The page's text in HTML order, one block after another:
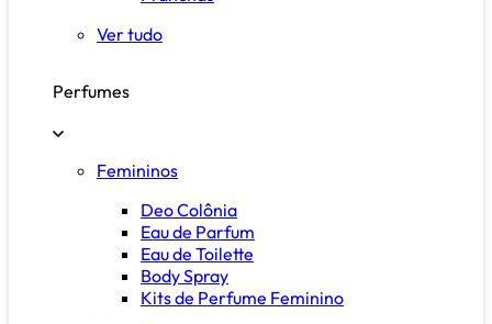
Ver tudo
Perfumes
Femininos
Deo Colônia
Eau de Parfum
Eau de Toilette
Body Spray
Kits de Perfume Feminino